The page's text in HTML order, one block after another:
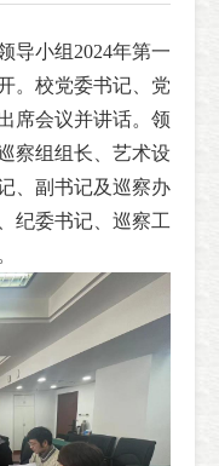
导小组2024年第一
。校党委书记、党
席会议并讲话。领
察组组长、艺术设
、副书记及巡察办
纪委书记、巡察工